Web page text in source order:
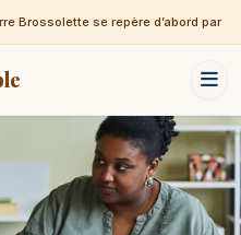
Brossolette se repère d’abord par sa